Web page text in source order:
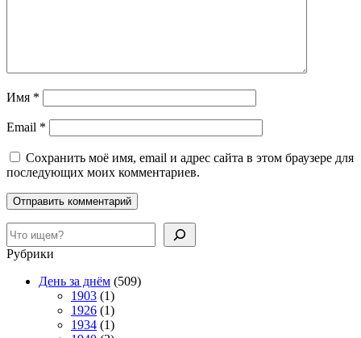
Имя *
Email *
Сохранить моё имя, email и адрес сайта в этом браузере для
последующих моих комментариев.
Поиск
Рубрики
День за днём (509)
1903 (1)
1926 (1)
1934 (1)